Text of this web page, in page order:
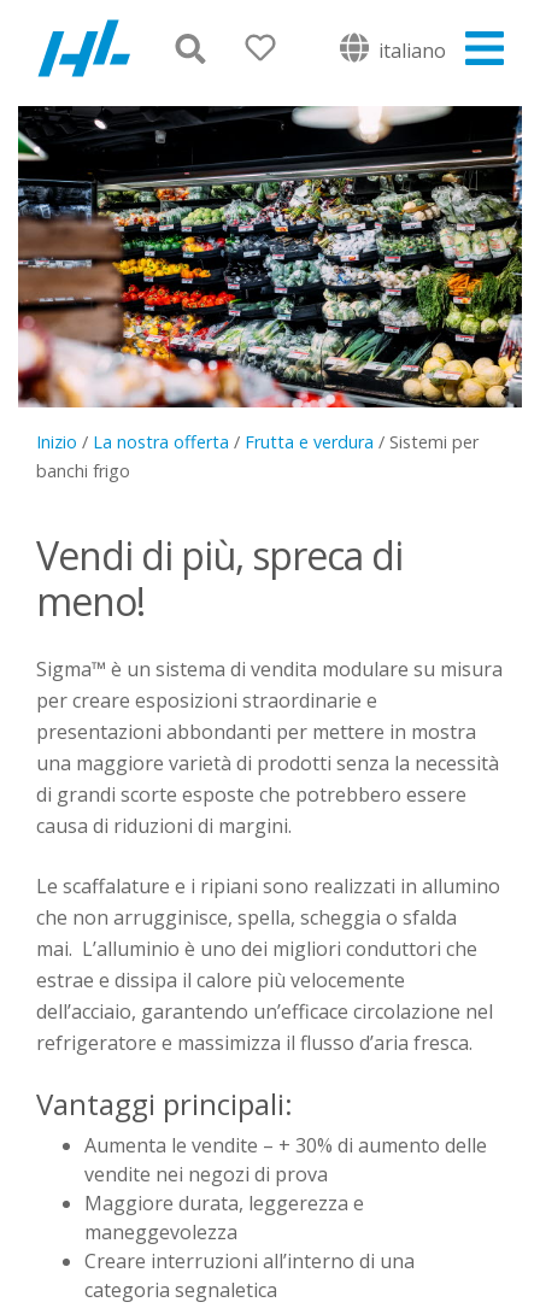
italiano
Inizio / La nostra offerta / Frutta e verdura / Sistemi per
banchi frigo
Vendi di più, spreca di
meno!
Sigma™ è un sistema di vendita modulare su misura
per creare esposizioni straordinarie e
presentazioni abbondanti per mettere in mostra
una maggiore varietà di prodotti senza la necessità
di grandi scorte esposte che potrebbero essere
causa di riduzioni di margini.
Le scaffalature e i ripiani sono realizzati in allumino
che non arrugginisce, spella, scheggia o sfalda
mai. L’alluminio è uno dei migliori conduttori che
estrae e dissipa il calore più velocemente
dell’acciaio, garantendo un’efficace circolazione nel
refrigeratore e massimizza il flusso d’aria fresca.
Vantaggi principali:
Aumenta le vendite – + 30% di aumento delle
vendite nei negozi di prova
Maggiore durata, leggerezza e
maneggevolezza
Creare interruzioni all’interno di una
categoria segnaletica